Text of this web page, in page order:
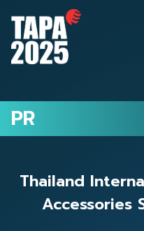
PR
Thailand
Accessories